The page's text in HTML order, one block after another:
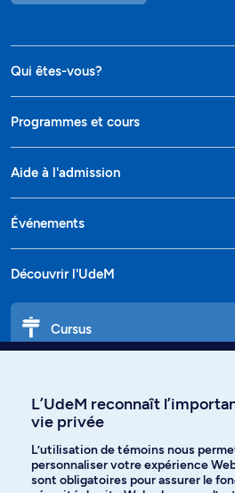
Qui êtes-vous?
Programmes et cours
Aide à l'admission
Événements
Découvrir l'UdeM
Cursus
Langues
L’UdeM reconnaît
vie privée
L’utilisation de témoins nous
personnaliser votre expérience
sont obligatoires pour assurer le